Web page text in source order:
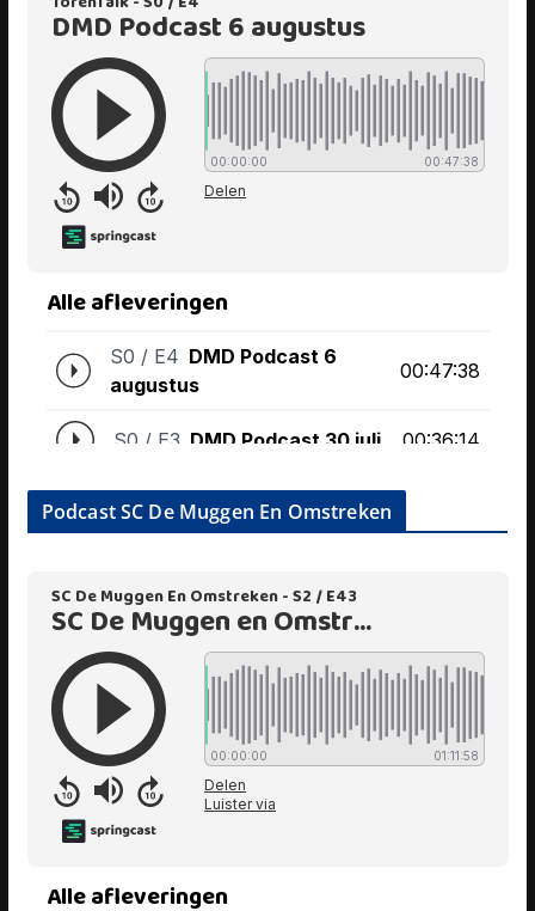
Podcast SC De Muggen En Omstreken